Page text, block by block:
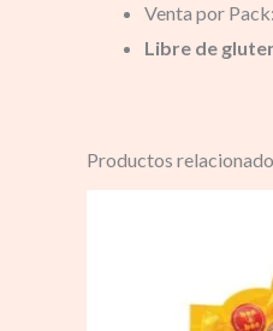
Venta por
Libre de
Productos